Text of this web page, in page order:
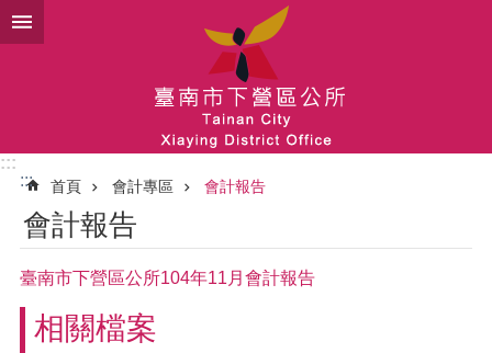
跳到主要內容區塊
:::
:::
首頁 會計專區 會計報告
會計報告
臺南市下營區公所104年11月會計報告
相關檔案